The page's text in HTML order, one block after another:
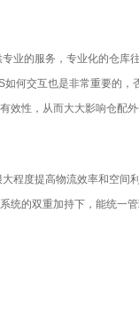
的服务，专业化的仓库
如何交互也是非常重要的
效性，从而大大影响仓配外
度提高物流效率和空间
统的双重加持下，能统一